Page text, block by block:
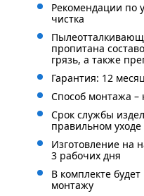
Рекомендации по
чистка
пропитана
грязь, а также
Гарантия: 12
Способ монтажа –
Срок службы
правильном уходе
Изготовление на
3 рабочих дня
В комплекте
монтажу